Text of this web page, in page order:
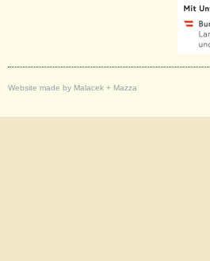
Website made by Malacek + Mazza